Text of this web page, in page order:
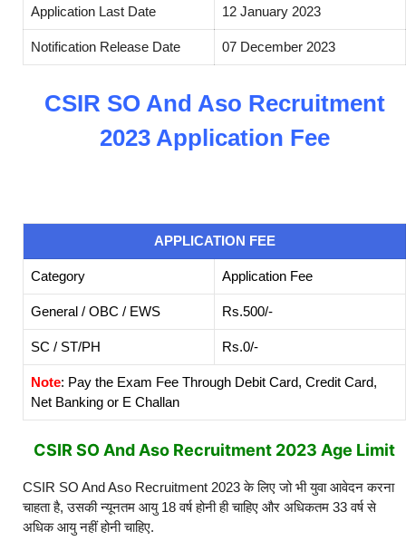
Application Last Date 12 January 2023
Notification Release Date 07 December 2023
CSIR SO And Aso Recruitment
2023 Application Fee
APPLICATION FEE
Category Application Fee
General / OBC / EWS Rs.500/-
SC / ST/PH Rs.0/-
Note: Pay the Exam Fee Through Debit Card, Credit Card,
Net Banking or E Challan
CSIR SO And Aso Recruitment 2023 Age Limit
CSIR SO And Aso Recruitment 2023 के लिए जो भी युवा आवेदन करना
चाहता है, उसकी न्यूनतम आयु 18 वर्ष होनी ही चाहिए और अधिकतम 33 वर्ष से
अधिक आयु नहीं होनी चाहिए.